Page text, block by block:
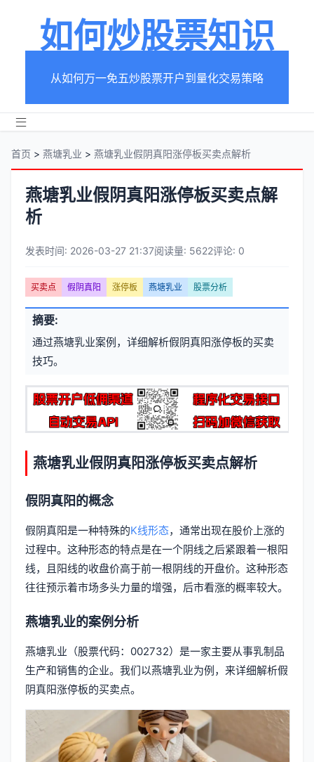
如何炒股票知识
从如何万一免五炒股票开户到量化交易策略
首页 > 燕塘乳业 > 燕塘乳业假阴真阳涨停板买卖点解析
燕塘乳业假阴真阳涨停板买卖点解
析
章
元
信
发表时间: 2026-03-27 21:37阅读量: 5622评论: 0
文
章
标
签
买卖点 假阴真阳 涨停板 燕塘乳业 股票分析
摘要:
通过燕塘乳业案例，详细解析假阴真阳涨停板的买卖
技巧。
燕塘乳业假阴真阳涨停板买卖点解析
假阴真阳的概念
假阴真阳是一种特殊的K线形态，通常出现在股价上涨的
过程中。这种形态的特点是在一个阴线之后紧跟着一根阳
线，且阳线的收盘价高于前一根阴线的开盘价。这种形态
往往预示着市场多头力量的增强，后市看涨的概率较大。
燕塘乳业的案例分析
燕塘乳业（股票代码：002732）是一家主要从事乳制品
生产和销售的企业。我们以燕塘乳业为例，来详细解析假
阴真阳涨停板的买卖点。